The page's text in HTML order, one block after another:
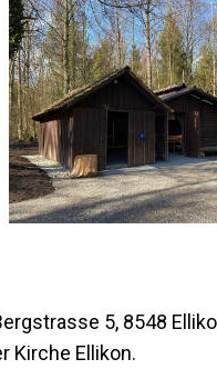
5, 8548
Kirche Ellikon.